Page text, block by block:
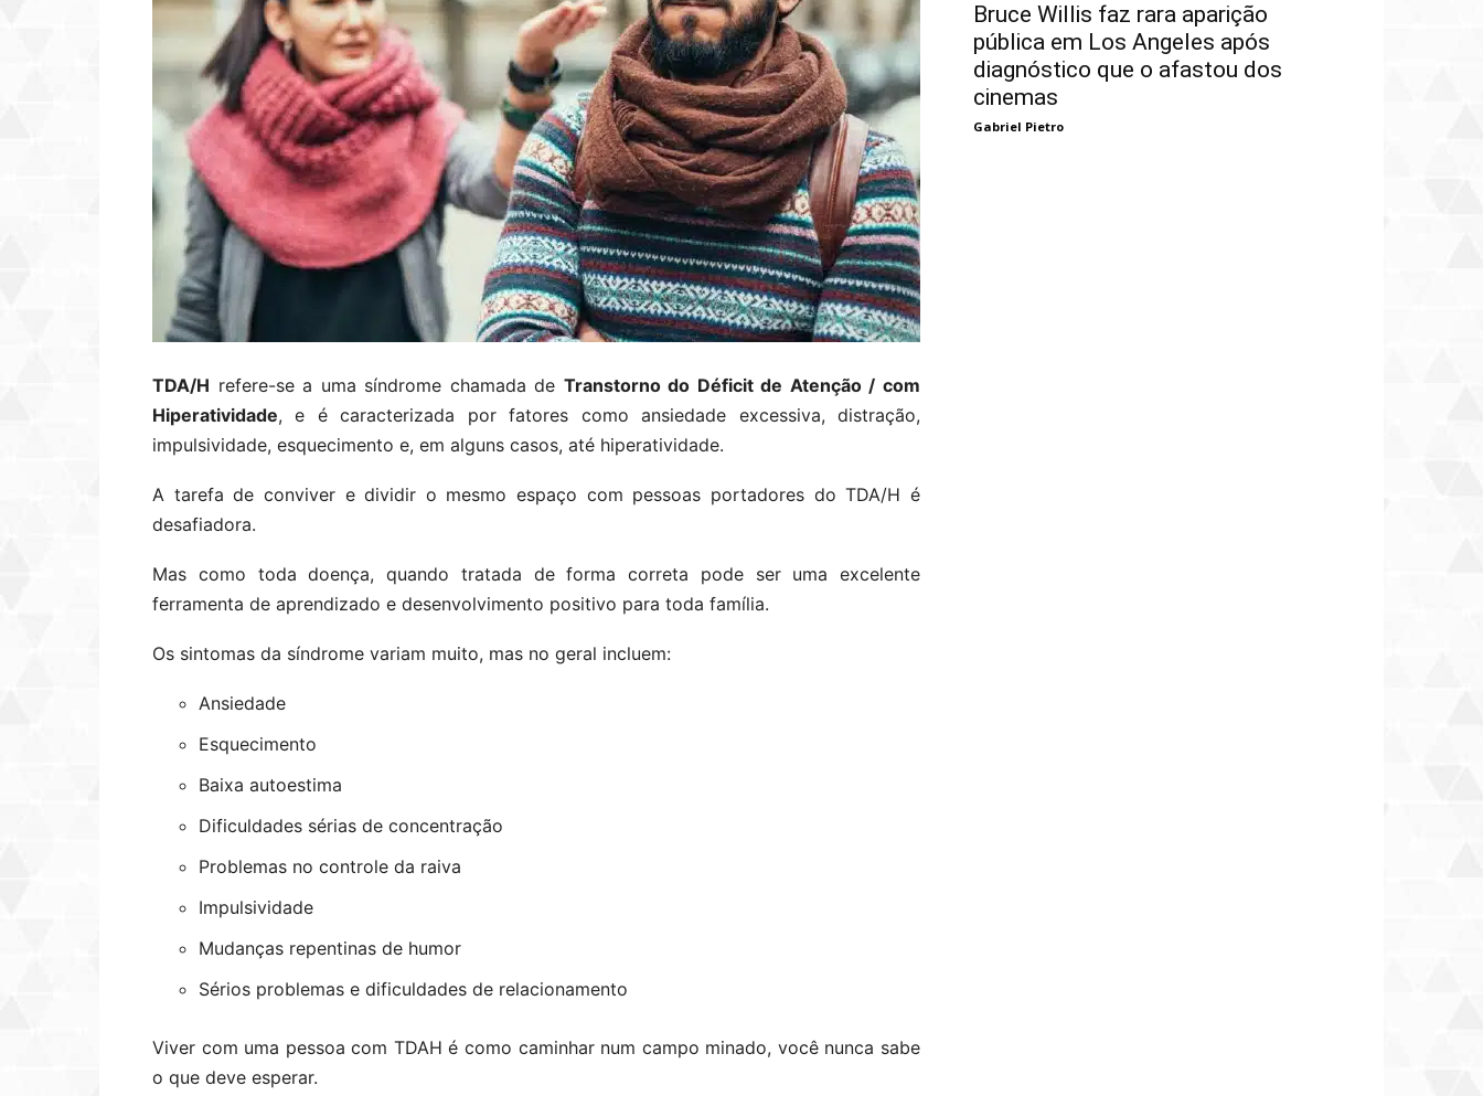
TDA/H refere-se a uma síndrome chamada de Transtorno do Déficit de Atenção / com
Hiperatividade, e é caracterizada por fatores como ansiedade excessiva, distração,
impulsividade, esquecimento e, em alguns casos, até hiperatividade.
A tarefa de conviver e dividir o mesmo espaço com pessoas portadores do TDA/H é
desafiadora.
Mas como toda doença, quando tratada de forma correta pode ser uma excelente
ferramenta de aprendizado e desenvolvimento positivo para toda família.
Os sintomas da síndrome variam muito, mas no geral incluem:
Ansiedade
Esquecimento
Baixa autoestima
Dificuldades sérias de concentração
Problemas no controle da raiva
Impulsividade
Mudanças repentinas de humor
Sérios problemas e dificuldades de relacionamento
Viver com uma pessoa com TDAH é como caminhar num campo minado, você nunca sabe
o que deve esperar.
Bruce Willis faz rara aparição
pública em Los Angeles após
diagnóstico que o afastou dos
cinemas
Gabriel Pietro